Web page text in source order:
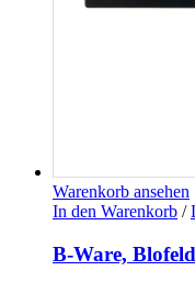
Warenkorb ansehen
In den Warenkorb /
B-Ware,